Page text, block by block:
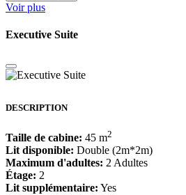
Voir plus
Executive Suite
DESCRIPTION
Taille de cabine: 45 m2
Lit disponible: Double (2m*2m)
Maximum d'adultes: 2 Adultes
Étage: 2
Lit supplémentaire: Yes